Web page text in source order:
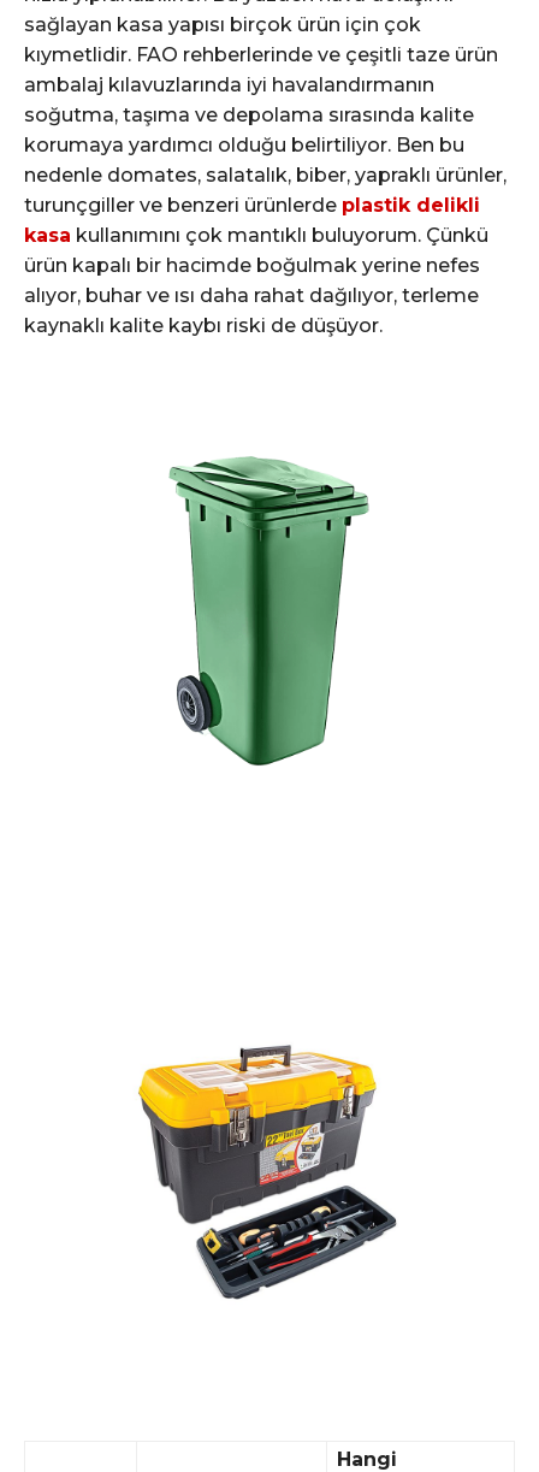
sağlayan kasa yapısı birçok ürün için çok
kıymetlidir. FAO rehberlerinde ve çeşitli taze ürün
ambalaj kılavuzlarında iyi havalandırmanın
soğutma, taşıma ve depolama sırasında kalite
korumaya yardımcı olduğu belirtiliyor. Ben bu
nedenle domates, salatalık, biber, yapraklı ürünler,
turunçgiller ve benzeri ürünlerde plastik delikli
kasa kullanımını çok mantıklı buluyorum. Çünkü
ürün kapalı bir hacimde boğulmak yerine nefes
alıyor, buhar ve ısı daha rahat dağılıyor, terleme
kaynaklı kalite kaybı riski de düşüyor.
Hangi